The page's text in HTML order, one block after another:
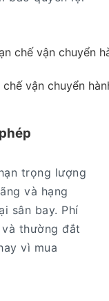
vận chuyển
trọng lượng
và hạng
sân bay. Phí
thường đắt
vì mua